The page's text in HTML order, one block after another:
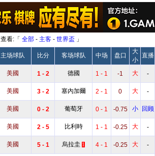
查看:「 全部- 主客- 世界盃 」
主场球队 比分 客场球队 中场 盘口
大
小
直播
美國 1 - 2 德國 1 - 1 -1 大
-
美國 3 - 2 塞內加爾 2 - 1 0 大
-
美國 0 - 2 葡萄牙 0 - 1 -0.75 小
回顾
美國 2 - 5 比利時 1 - 1 -0.25 大
-
美國 5 - 1 烏拉圭 1 4 - 1 -0.25 大 -